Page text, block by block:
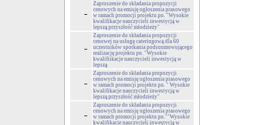
Zaproszenie do składania propozycji
cenowych na emisję ogłoszenia prasowego
w ramach promocji projektu pn. "Wysokie
kwalifikacje nauczycieli inwestycją w
lepszą przyszłość młodzieży"
Zaproszenie do składania propozycji
cenowej na usługę cateringową dla 60
uczestników spotkania podsuumowującego
realizację projektu pn. "Wysokie
kwalifiikacje nauczycieli inwestycją w
lepszą
Zaproszenie do składania propozycji
cenowych na emisję ogłoszenia prasowego
w ramach promocji projektu pn. " Wysokie
kwalifikacje nauczycieli inwestycją w
lepszą przyszłość młodzieży"
Zaproszenie do składania propozycji
cenowych na emisję ogłoszenia prasowego
w ramach promocji projektu pn.""Wysokie
kwalifikacje nauczycieli inwestycją w